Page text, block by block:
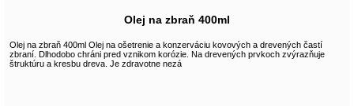
Olej na zbraň 400ml
Olej na zbraň 400ml Olej na ošetrenie a konzerváciu kovových a drevených častí
zbraní. Dlhodobo chráni pred vznikom korózie. Na drevených prvkoch zvýrazňuje
štruktúru a kresbu dreva. Je zdravotne nezá